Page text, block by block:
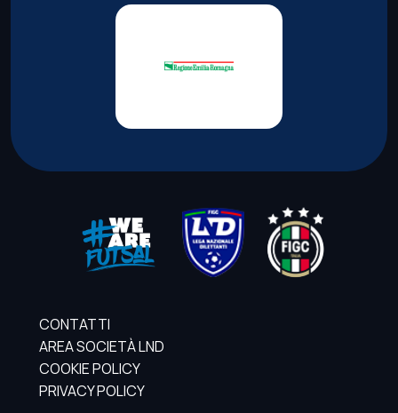
CONTATTI
AREA SOCIETÀ LND
COOKIE POLICY
PRIVACY POLICY